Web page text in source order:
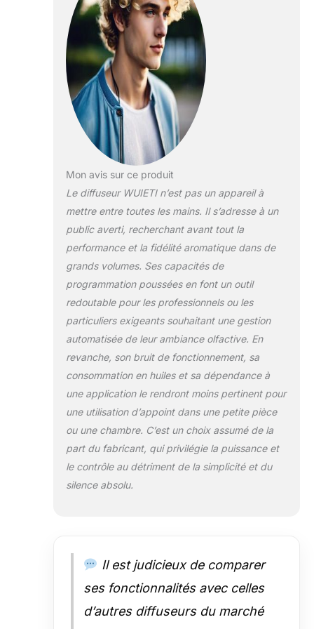
coins】: avec notre nébuliseur, le
parfum peut remplir des espaces
jusqu'à 2000 mètres carrés,
créant ainsi une atmosphère
merveilleuse et relaxante pour
vos chambres, salles de bains,
bureaux, spa ou certains
espaces commerciaux. Le
ventilateur dans la machine à
parfum contribue à ce que le
parfum soit encore plus diffusé
et remplit votre pièce de l'arôme
que vous avez choisi. 【Contrôle
facile, opération facile】 : notre
diffuseur de parfum est très facile
à contrôler. Téléchargez
l'application, connectez le
l'application, réglez le temps de
travail et le degré de parfum. Il
est plus intelligent et plus clair
que le diffuseur sans eau normal,
où vous devez régler l'heure ou
le degré avec le bouton. Tout est
sous votre contrôle. 【Naturel,
sain et sûr】 : cette machine à
parfum produit le parfum par
dilution de l'huile dans l'eau,
vous permettant d'obtenir des
huiles essentielles pures,
naturelles et totalement sans
animaux domestiques. Utilisez le
est qu'il a besoin d'eau avec des
huiles et vous devez nettoyer
l'appareil tous les jours, sinon
cela nuira à votre santé.
Mon avis sur ce produit
Le diffuseur WUIETI n’est pas un appareil à
mettre entre toutes les mains. Il s’adresse à un
public averti, recherchant avant tout la
performance et la fidélité aromatique dans de
grands volumes. Ses capacités de
programmation poussées en font un outil
redoutable pour les professionnels ou les
particuliers exigeants souhaitant une gestion
automatisée de leur ambiance olfactive. En
revanche, son bruit de fonctionnement, sa
consommation en huiles et sa dépendance à
une application le rendront moins pertinent pour
une utilisation d’appoint dans une petite pièce
ou une chambre. C’est un choix assumé de la
part du fabricant, qui privilégie la puissance et
le contrôle au détriment de la simplicité et du
silence absolu.
Il est judicieux de comparer
ses fonctionnalités avec celles
d’autres diffuseurs du marché